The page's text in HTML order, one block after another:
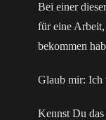
Bei einer
für eine
bekommen
Glaub mir: Ich
Kennst Du